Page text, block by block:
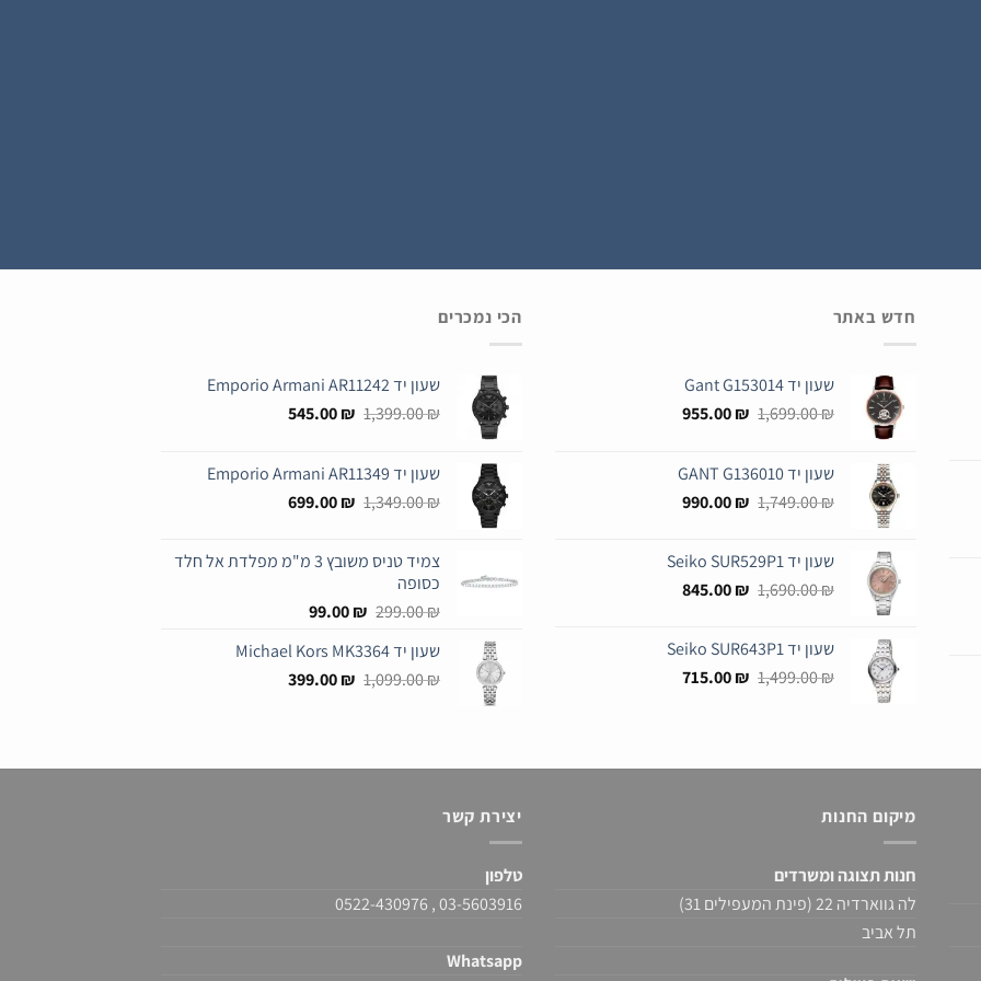
חדש באתר
שעון יד Gant G153014
1,699.00₪
המחיר
1,699.00 ₪.
955.00₪
המחיר
955.00 ₪.
שעון יד GANT G136010
1,749.00₪
המחיר
1,749.00 ₪.
990.00₪
המחיר
990.00 ₪.
שעון יד Seiko SUR529P1
1,690.00₪
המחיר
1,690.00 ₪.
845.00₪
המחיר
845.00 ₪.
שעון יד Seiko SUR643P1
1,499.00₪
המחיר
715.00₪
המחיר
הכי נמכרים
שעון יד Emporio Armani AR11242
1,399.00₪
המחיר
1,399.00 ₪.
545.00₪
המחיר
545.00 ₪.
שעון יד Emporio Armani AR11349
1,349.00₪
המחיר
1,349.00 ₪.
699.00₪
המחיר
699.00 ₪.
צמיד טניס משובץ 3 מ"מ מפלדת אל חלד
כסופה
299.00₪
המחיר
היה:
299.00 ₪.
99.00₪
המחיר
הוא:
99.00 ₪.
שעון יד Michael Kors MK3364
1,099.00₪
המחיר
399.00₪
המחיר
מיקום החנות
חנות תצוגה ומשרדים
לה גווארדיה 22 (פינת המעפילים 31)
תל אביב
יצירת קשר
טלפון
03-5603916 , 0522-430976
Whatsapp